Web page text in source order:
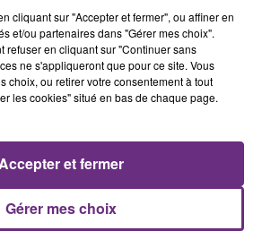
Me
11h02
11h02
Frerot
cliquant sur "Accepter et fermer", ou affiner en
et/ou partenaires dans "Gérer mes choix".
refuser en cliquant sur "Continuer sans
ne s'appliqueront que pour ce site. Vous
choix, ou retirer votre consentement à tout
les cookies" situé en bas de chaque page.
Gérer mes choix
et fermer